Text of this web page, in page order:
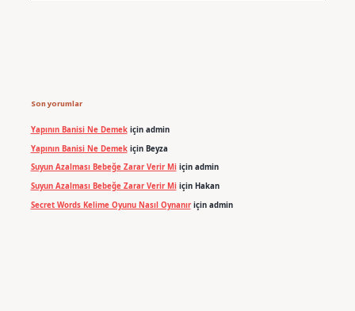
Son yorumlar
Yapının Banisi Ne Demekiçin admin
Yapının Banisi Ne Demekiçin Beyza
Suyun Azalması Bebeğe Zarar Verir Miiçin admin
Suyun Azalması Bebeğe Zarar Verir Miiçin Hakan
Secret Words Kelime Oyunu Nasıl Oynanıriçin admin